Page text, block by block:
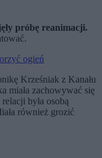
próbę reanimacji.
ogień
Krześniak z Kanału
miała zachowywać się
relacji była osobą
również grozić